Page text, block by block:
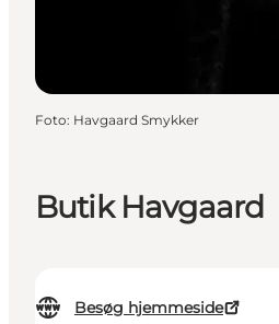
Butik Havgaard
Besøg hjemmeside
Foto: Havgaard Smykker